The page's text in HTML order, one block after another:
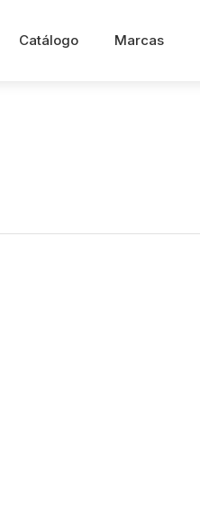
Catálogo Marcas